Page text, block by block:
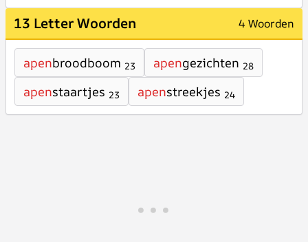
13 Letter Woorden 4 Woorden
apenbroodboom 23 apengezichten 28
apenstaartjes 23 apenstreekjes 24